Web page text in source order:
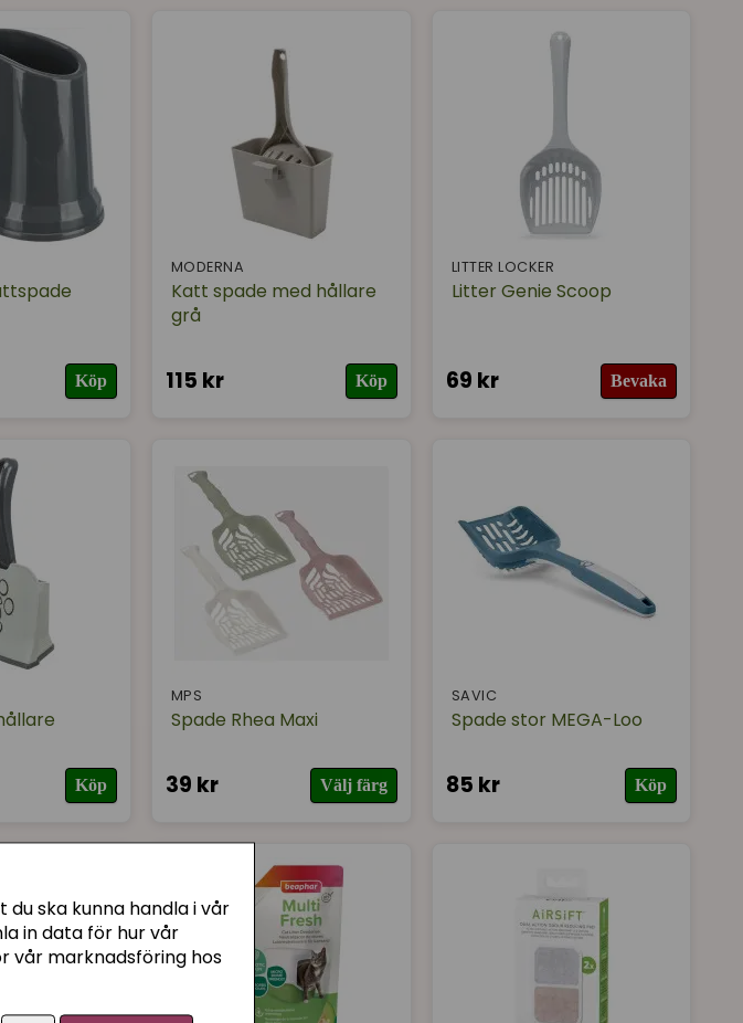
ska kunna handla i vår
in data för hur vår
vår marknadsföring hos
Köp
MODERNA
Katt spade med hållare
grå
115 kr Köp
LITTER LOCKER
Litter Genie Scoop
69 kr Bevaka
Köp
MPS
Spade Rhea Maxi
39 kr Välj färg
SAVIC
Spade stor MEGA-Loo
85 kr Köp